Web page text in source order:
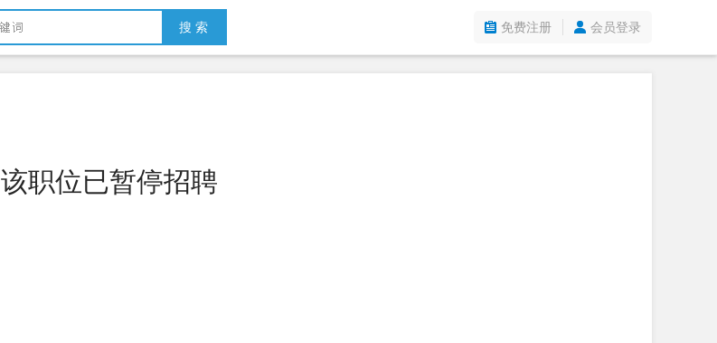
搜 索 免费注册 会员登录
该职位已暂停招聘